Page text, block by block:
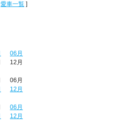
愛車一覧 ]
06月
12月
06月
12月
06月
12月